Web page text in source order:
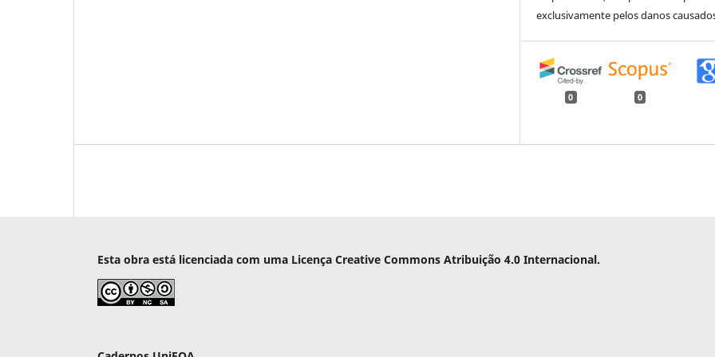
exclusivamente pelos danos
0 0
Esta obra está licenciada com uma Licença Creative Commons Atribuição 4.0 Internacional.